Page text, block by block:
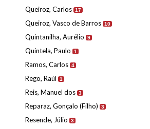
Queiroz, Carlos 17
Queiroz, Vasco de Barros 10
Quintanilha, Aurélio 9
Quintela, Paulo 1
Ramos, Carlos 4
Rego, Raúl 1
Reis, Manuel dos 3
Reparaz, Gonçalo (Filho) 3
Resende, Júlio 3